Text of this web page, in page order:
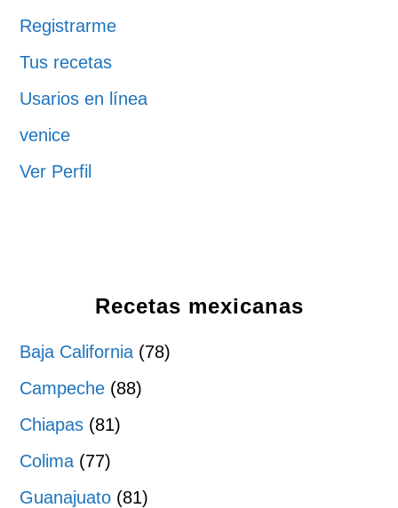
Registrarme
Tus recetas
Usarios en línea
venice
Ver Perfil
Recetas mexicanas
Baja California (78)
Campeche (88)
Chiapas (81)
Colima (77)
Guanajuato (81)